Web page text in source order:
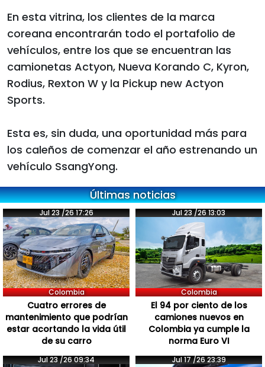
En esta vitrina, los clientes de la marca
coreana encontrarán todo el portafolio de
vehículos, entre los que se encuentran las
camionetas Actyon, Nueva Korando C, Kyron,
Rodius, Rexton W y la Pickup new Actyon
Sports.
Esta es, sin duda, una oportunidad más para
los caleños de comenzar el año estrenando un
vehículo SsangYong.
Últimas noticias
Jul 23 /26 17:26
Colombia
Cuatro errores de
mantenimiento que podrían
estar acortando la vida útil
de su carro
Jul 23 /26 13:03
Colombia
El 94 por ciento de los
camiones nuevos en
Colombia ya cumple la
norma Euro VI
Jul 23 /26 09:34 Jul 17 /26 23:39